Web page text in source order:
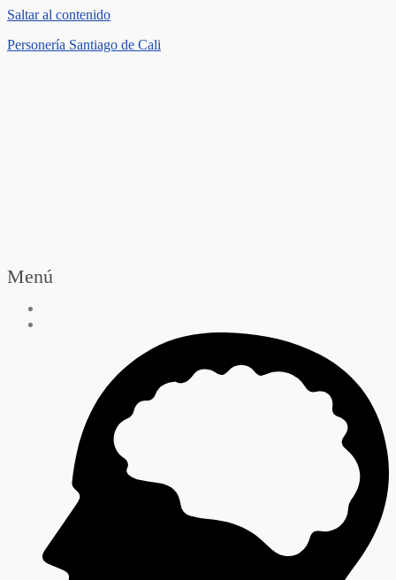
Saltar al contenido
Personería Santiago de Cali
Menú